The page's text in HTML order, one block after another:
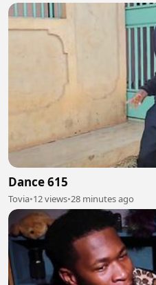
Dance 615
Tovia•12 views•28 minutes ago